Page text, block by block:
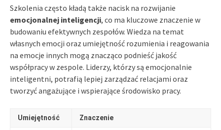
Szkolenia często kładą także nacisk na rozwijanie
emocjonalnej inteligencji, co ma kluczowe znaczenie w
budowaniu efektywnych zespołów. Wiedza na temat
własnych emocji oraz umiejętność rozumienia i reagowania
na emocje innych mogą znacząco podnieść jakość
współpracy w zespole. Liderzy, którzy są emocjonalnie
inteligentni, potrafią lepiej zarządzać relacjami oraz
tworzyć angażujące i wspierające środowisko pracy.
Umiejętność Znaczenie